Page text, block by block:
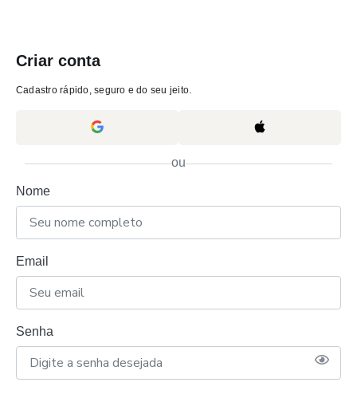
Criar conta
Cadastro rápido, seguro e do seu jeito.
ou
Nome
Email
Senha